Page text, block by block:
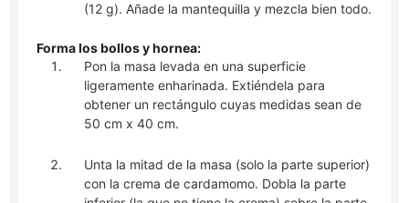
(12 g). Añade la mantequilla y mezcla bien todo.
Forma los bollos y hornea:
Pon la masa levada en una superficie
ligeramente enharinada. Extiéndela para
obtener un rectángulo cuyas medidas sean de
50 cm x 40 cm.
Unta la mitad de la masa (solo la parte superior)
con la crema de cardamomo. Dobla la parte